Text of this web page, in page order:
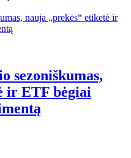
sezoniškumas,
ir ETF bėgiai